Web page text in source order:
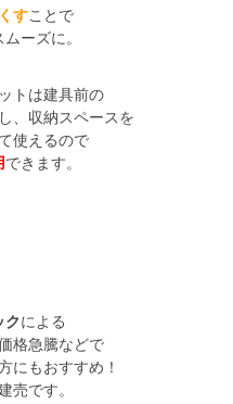
すことで
ーズに。
トは建具前の
、収納スペースを
使えるので
できます。
クによる
格急騰などで
にもおすすめ！
売です。